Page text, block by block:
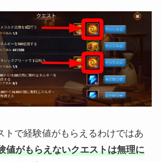
トで経験値がもらえるわけではあ
値がもらえないクエストは無理に